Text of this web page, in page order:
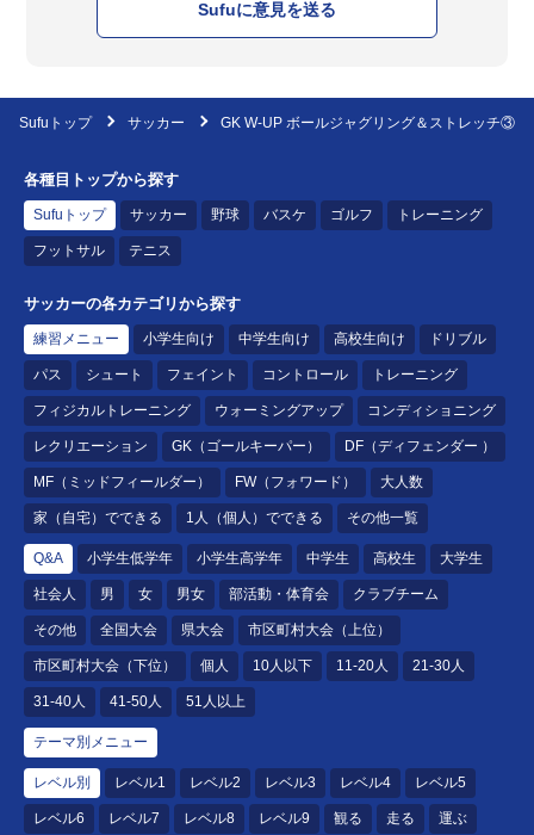
Sufuに意見を送る
Sufuトップ サッカー GK W-UP ボールジャグリング＆ストレッチ③
各種目トップから探す
Sufuトップ サッカー 野球 バスケ ゴルフ トレーニング
フットサル テニス
サッカーの各カテゴリから探す
練習メニュー 小学生向け 中学生向け 高校生向け ドリブル
パス シュート フェイント コントロール トレーニング
フィジカルトレーニング ウォーミングアップ コンディショニング
レクリエーション GK（ゴールキーパー） DF（ディフェンダー ）
MF（ミッドフィールダー） FW（フォワード） 大人数
家（自宅）でできる 1人（個人）でできる その他一覧
Q&A 小学生低学年 小学生高学年 中学生 高校生 大学生
社会人 男 女 男女 部活動・体育会 クラブチーム
その他 全国大会 県大会 市区町村大会（上位）
市区町村大会（下位） 個人 10人以下 11-20人 21-30人
31-40人 41-50人 51人以上
テーマ別メニュー
レベル別 レベル1 レベル2 レベル3 レベル4 レベル5
レベル6 レベル7 レベル8 レベル9 観る 走る 運ぶ